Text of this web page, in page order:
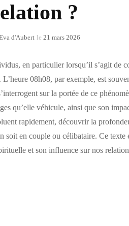
?
d'Aubert le 21 mars 2026
en particulier lorsqu’il s’agit de
08h08, par exemple, est
sur la portée de ce
qu’elle véhicule, ainsi que son
rapidement, découvrir la
soit en couple ou célibataire. Ce texte
et son influence sur nos